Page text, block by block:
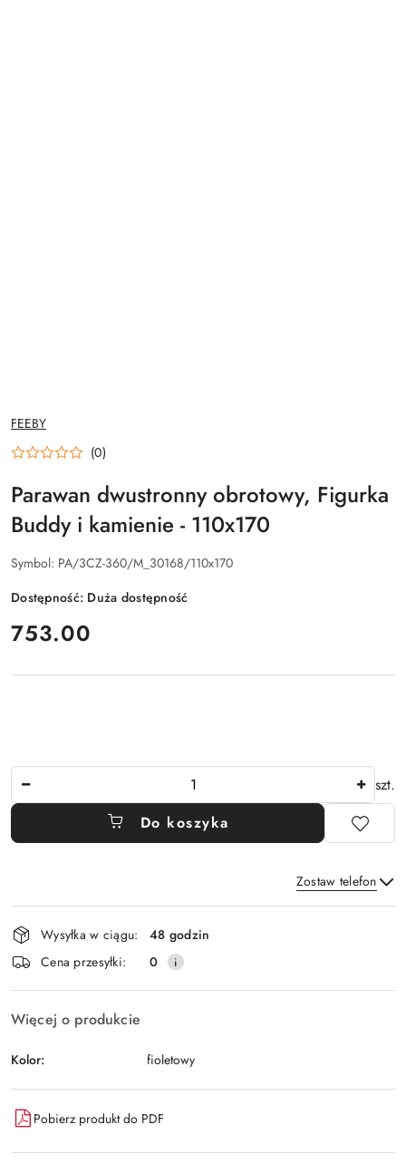
NAZWA
PRODUCENTA:
FEEBY
(0)
Parawan dwustronny obrotowy, Figurka
Buddy i kamienie - 110x170
Symbol: PA/3CZ-360/M_30168/110x170
Dostępność: Duża dostępność
cena:
753.00
szt.
Do koszyka
Zostaw telefon
Wyślij
Dostępność
i
dostawa
Wysyłka w ciągu:
48 godzin
Cena przesyłki:
0
Więcej o produkcie
Kolor: fioletowy
Pobierz produkt do PDF